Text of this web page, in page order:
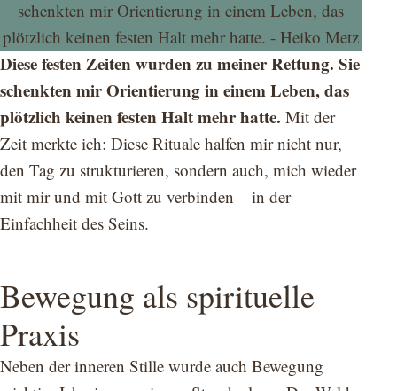
Diese festen Zeiten wurden zu meiner Rettung. Sie
schenkten mir Orientierung in einem Leben, das
plötzlich keinen festen Halt mehr hatte. Mit der
Zeit merkte ich: Diese Rituale halfen mir nicht nur,
den Tag zu strukturieren, sondern auch, mich wieder
mit mir und mit Gott zu verbinden – in der
Einfachheit des Seins.
Bewegung als spirituelle
Praxis
Neben der inneren Stille wurde auch Bewegung